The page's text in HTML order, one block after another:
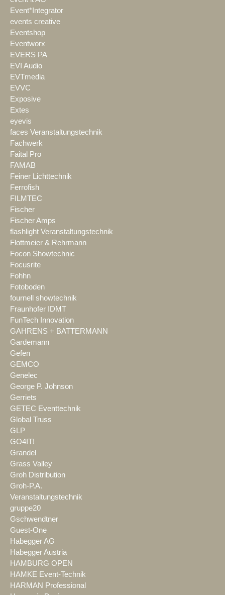
Event*Integrator
events creative
Eventshop
Eventworx
EVERS PA
EVI Audio
EVTmedia
EVVC
Exposive
Extes
eyevis
faces Veranstaltungstechnik
Fachwerk
Faital Pro
FAMAB
Feiner Lichttechnik
Ferrofish
FILMTEC
Fischer
Fischer Amps
flashlight Veranstaltungstechnik
Flottmeier & Rehrmann
Focon Showtechnic
Focusrite
Fohhn
Fotoboden
fournell showtechnik
Fraunhofer IDMT
FunTech Innovation
GAHRENS + BATTERMANN
Gardemann
Gefen
GEMCO
Genelec
George P. Johnson
Gerriets
GETEC Eventtechnik
Global Truss
GLP
GO4IT!
Grandel
Grass Valley
Groh Distribution
Groh-P.A.
Veranstaltungstechnik
gruppe20
Gschwendtner
Guest-One
Habegger AG
Habegger Austria
HAMBURG OPEN
HAMKE Event-Technik
HARMAN Professional